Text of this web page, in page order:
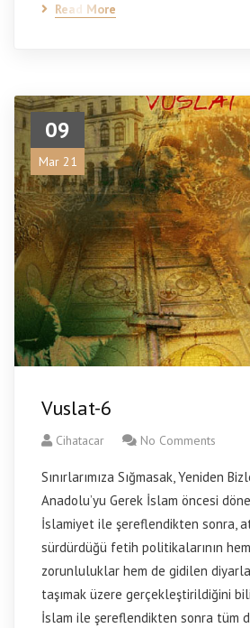
Read More
09
Mar 21
Vuslat-6
Cihatacar No Comments
Sınırlarımıza Sığmasak, Yeniden
Anadolu’yu Gerek İslam öncesi
İslamiyet ile şereflendikten sonra,
sürdürdüğü fetih politikalarının
zorunluluklar hem de gidilen
taşımak üzere gerçekleştirildiğini
İslam ile şereflendikten sonra tüm